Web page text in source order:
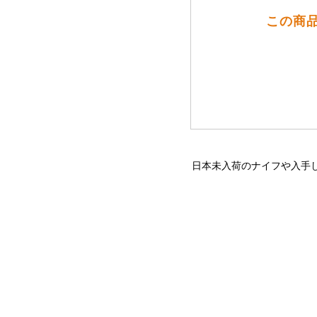
この商
日本未入荷のナイフや入手